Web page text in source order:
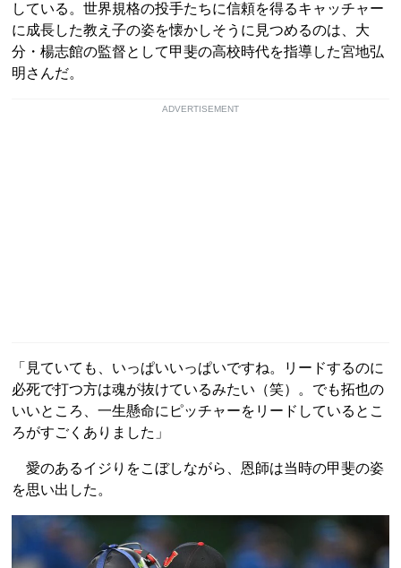
している。世界規格の投手たちに信頼を得るキャッチャー
に成長した教え子の姿を懐かしそうに見つめるのは、大
分・楊志館の監督として甲斐の高校時代を指導した宮地弘
明さんだ。
ADVERTISEMENT
「見ていても、いっぱいいっぱいですね。リードするのに
必死で打つ方は魂が抜けているみたい（笑）。でも拓也の
いいところ、一生懸命にピッチャーをリードしているとこ
ろがすごくありました」
愛のあるイジりをこぼしながら、恩師は当時の甲斐の姿
を思い出した。